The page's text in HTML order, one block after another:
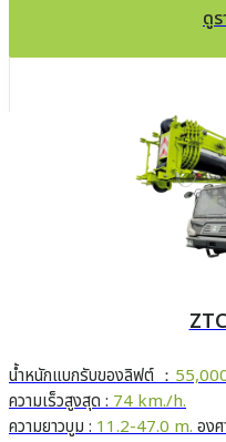
ดูร
น้ำหนักแบกรับของลิฟต์ ：
ความเร็วสูงสุด :74 km./h.
ความยาวบูม :11.2-47.0 m.อง